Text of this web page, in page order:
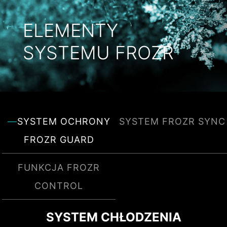
ELEMENTY
SYSTEMU FROZR
SYSTEM OCHRONY
FROZR GUARD
SYSTEM FROZR SYNC
FUNKCJA FROZR
CONTROL
SYSTEM CHŁODZENIA
SYSTEM DIY 2.0 - INTEGRACJA
Kreator chłodzenia to kompleksowe narzędzie